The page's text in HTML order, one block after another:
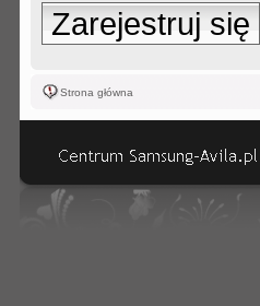
Zarejestruj się
Strona główna